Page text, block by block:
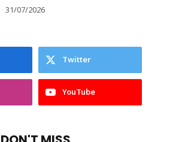
31/07/2026
Twitter
YouTube